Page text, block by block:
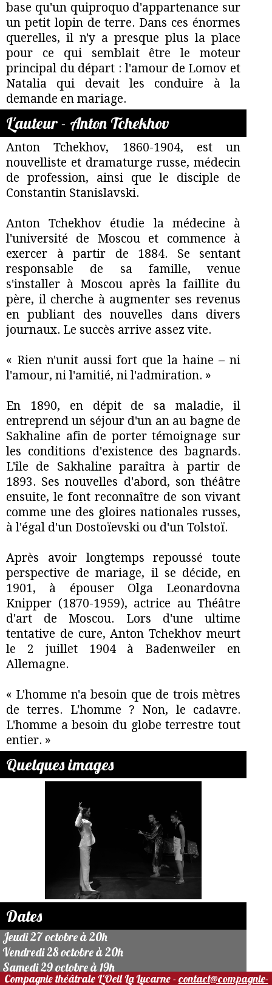
base qu'un quiproquo d'appartenance sur
un petit lopin de terre. Dans ces énormes
querelles, il n'y a presque plus la place
pour ce qui semblait être le moteur
principal du départ : l'amour de Lomov et
Natalia qui devait les conduire à la
demande en mariage.
L'auteur - Anton Tchekhov
Anton Tchekhov, 1860-1904, est un
nouvelliste et dramaturge russe, médecin
de profession, ainsi que le disciple de
Constantin Stanislavski.
Anton Tchekhov étudie la médecine à
l'université de Moscou et commence à
exercer à partir de 1884. Se sentant
responsable de sa famille, venue
s'installer à Moscou après la faillite du
père, il cherche à augmenter ses revenus
en publiant des nouvelles dans divers
journaux. Le succès arrive assez vite.
« Rien n'unit aussi fort que la haine – ni
l'amour, ni l'amitié, ni l'admiration. »
En 1890, en dépit de sa maladie, il
entreprend un séjour d'un an au bagne de
Sakhaline afin de porter témoignage sur
les conditions d'existence des bagnards.
L'île de Sakhaline paraîtra à partir de
1893. Ses nouvelles d'abord, son théâtre
ensuite, le font reconnaître de son vivant
comme une des gloires nationales russes,
à l'égal d'un Dostoïevski ou d'un Tolstoï.
Après avoir longtemps repoussé toute
perspective de mariage, il se décide, en
1901, à épouser Olga Leonardovna
Knipper (1870-1959), actrice au Théâtre
d'art de Moscou. Lors d'une ultime
tentative de cure, Anton Tchekhov meurt
le 2 juillet 1904 à Badenweiler en
Allemagne.
« L'homme n'a besoin que de trois mètres
de terres. L'homme ? Non, le cadavre.
L'homme a besoin du globe terrestre tout
entier. »
Quelques images
Dates
Jeudi 27 octobre à 20h
Vendredi 28 octobre à 20h
Samedi 29 octobre à 19h
Compagnie théâtrale L'Oeil La Lucarne -contact@compagnie-